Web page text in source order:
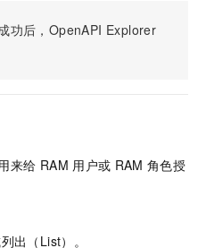
功后，OpenAPI Explorer
来给 RAM 用户或 RAM 角色授
出（List）。
T2V
HOT
的云上边界网络安全防护产品
短剧漫剧创作，剧本、分镜、视频高效生成